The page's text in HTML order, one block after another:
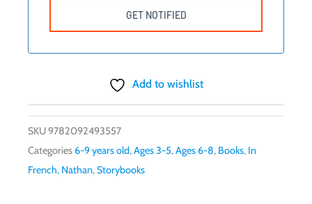
Add to wishlist
SKU9782092493557
Categories 6-9 years old,Ages 3-5,Ages 6-8, Books, In
French, Nathan,Storybooks